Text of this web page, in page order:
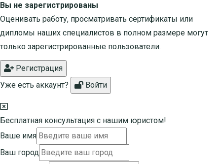
Вы не зарегистрированы
Оценивать работу, просматривать сертификаты или
дипломы наших специалистов в полном размере могут
только зарегистрированные пользователи.
Регистрация
Уже есть аккаунт?
Войти
Бесплатная консультация с нашим юристом!
Ваше имя
Ваш город